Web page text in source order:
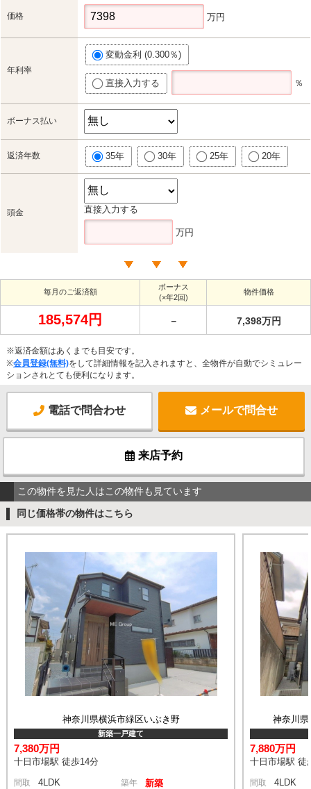
価格 万円
年利率
変動金利 (0.300％)
直接入力する ％
ボーナス払い
返済年数 35年 30年 25年 20年
頭金 直接入力する
万円
毎月のご返済額
ボーナス
(×年2回)
物件価格
185,574円 － 7,398万円
※返済金額はあくまでも目安です。
※会員登録(無料)をして詳細情報を記入されますと、全物件が自動でシミュレー
ションされとても便利になります。
電話で問合わせ メールで問合せ
来店予約
この物件を見た人はこの物件も見ています
同じ価格帯の物件はこちら
神奈川県横浜市緑区いぶき野
新築一戸建て
7,380万円
十日市場駅 徒歩14分
間取 4LDK 築年 新築
神奈川
7,880万円
十日市場駅 徒
間取 4LDK